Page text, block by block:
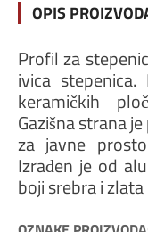
OPIS
Profil za
ivica
keramičkih
Gazišna strana
za javne
Izrađen je od
boji srebra i